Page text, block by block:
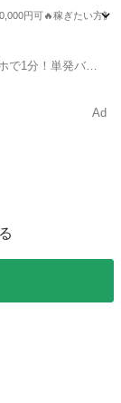
円可🔥稼ぎたい方
で1分！単発バイ
Ad